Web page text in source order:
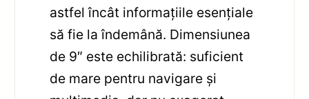
astfel încât informațiile esențiale
să fie la îndemână. Dimensiunea
de 9″ este echilibrată: suficient
de mare pentru navigare și